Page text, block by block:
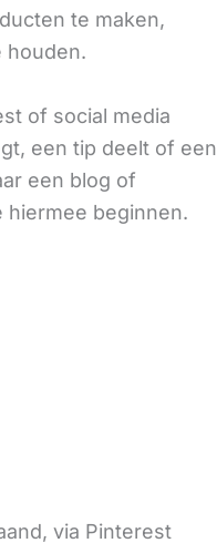
te maken,
houden.
of social media
een tip deelt of een
een blog of
hiermee beginnen.
via Pinterest